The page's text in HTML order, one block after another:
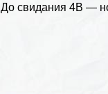
До свидания 4В —